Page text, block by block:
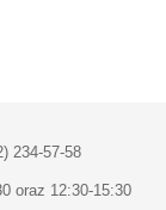
234-57-58
oraz 12:30-15:30